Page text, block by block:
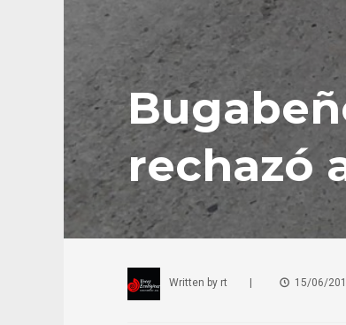
rechazó
Written by rt 15/06/